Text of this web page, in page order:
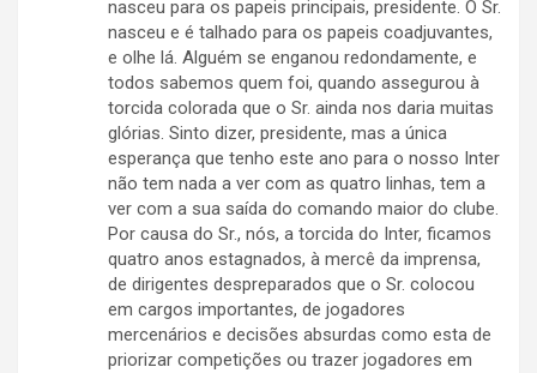
nasceu para os papeis principais, presidente. O Sr.
nasceu e é talhado para os papeis coadjuvantes,
e olhe lá. Alguém se enganou redondamente, e
todos sabemos quem foi, quando assegurou à
torcida colorada que o Sr. ainda nos daria muitas
glórias. Sinto dizer, presidente, mas a única
esperança que tenho este ano para o nosso Inter
não tem nada a ver com as quatro linhas, tem a
ver com a sua saída do comando maior do clube.
Por causa do Sr., nós, a torcida do Inter, ficamos
quatro anos estagnados, à mercê da imprensa,
de dirigentes despreparados que o Sr. colocou
em cargos importantes, de jogadores
mercenários e decisões absurdas como esta de
priorizar competições ou trazer jogadores em